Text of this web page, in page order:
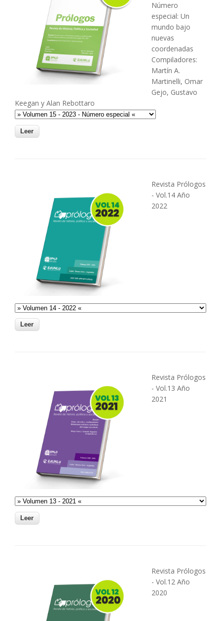
Número
especial: Un
mundo bajo
nuevas
coordenadas
Compiladores:
Martín A.
Martinelli, Omar
Gejo, Gustavo
Keegan y Alan Rebottaro
Revista Prólogos
- Vol.14 Año
2022
Revista Prólogos
- Vol.13 Año
2021
Revista Prólogos
- Vol.12 Año
2020